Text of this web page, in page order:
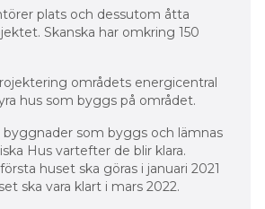
plats och dessutom åtta
Skanska har omkring 150
områdets energicentral
hus som byggs på området.
byggnader som byggs och lämnas
Hus vartefter de blir klara.
huset ska göras i januari 2021
ska vara klart i mars 2022.